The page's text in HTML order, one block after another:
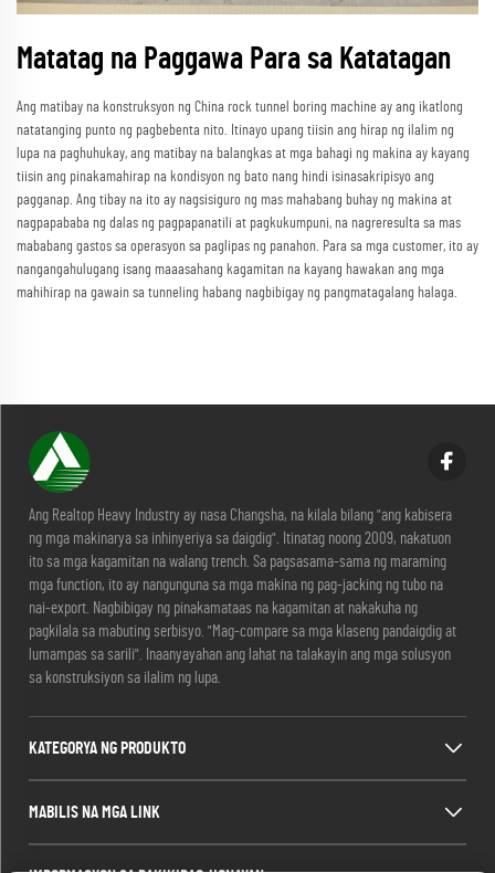
Matatag na Paggawa Para sa Katatagan
Ang matibay na konstruksyon ng China rock tunnel boring machine ay ang ikatlong
natatanging punto ng pagbebenta nito. Itinayo upang tiisin ang hirap ng ilalim ng
lupa na paghuhukay, ang matibay na balangkas at mga bahagi ng makina ay kayang
tiisin ang pinakamahirap na kondisyon ng bato nang hindi isinasakripisyo ang
pagganap. Ang tibay na ito ay nagsisiguro ng mas mahabang buhay ng makina at
nagpapababa ng dalas ng pagpapanatili at pagkukumpuni, na nagreresulta sa mas
mababang gastos sa operasyon sa paglipas ng panahon. Para sa mga customer, ito ay
nangangahulugang isang maaasahang kagamitan na kayang hawakan ang mga
mahihirap na gawain sa tunneling habang nagbibigay ng pangmatagalang halaga.
Ang Realtop Heavy Industry ay nasa Changsha, na kilala bilang "ang kabisera
ng mga makinarya sa inhinyeriya sa daigdig". Itinatag noong 2009, nakatuon
ito sa mga kagamitan na walang trench. Sa pagsasama-sama ng maraming
mga function, ito ay nangunguna sa mga makina ng pag-jacking ng tubo na
nai-export. Nagbibigay ng pinakamataas na kagamitan at nakakuha ng
pagkilala sa mabuting serbisyo. "Mag-compare sa mga klaseng pandaigdig at
lumampas sa sarili". Inaanyayahan ang lahat na talakayin ang mga solusyon
sa konstruksiyon sa ilalim ng lupa.
KATEGORYA NG PRODUKTO
MABILIS NA MGA LINK